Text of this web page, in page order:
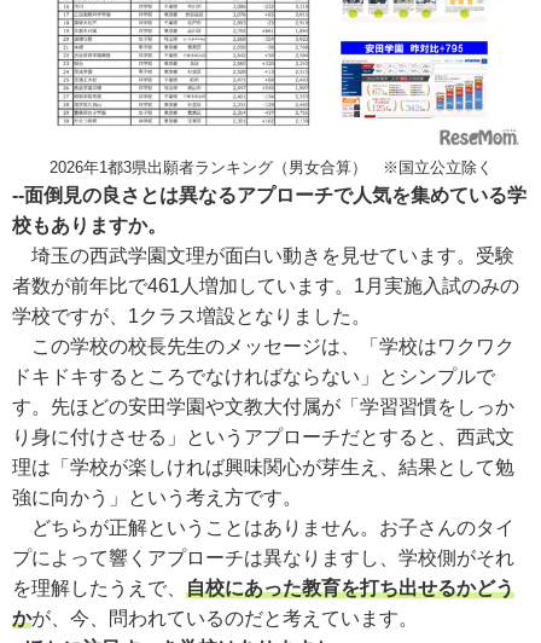
2026年1都3県出願者ランキング（男女合算） ※国立公立除く
--面倒見の良さとは異なるアプローチで人気を集めている学
校もありますか。
埼玉の西武学園文理が面白い動きを見せています。受験
者数が前年比で461人増加しています。1月実施入試のみの
学校ですが、1クラス増設となりました。
この学校の校長先生のメッセージは、「学校はワクワク
ドキドキするところでなければならない」とシンプルで
す。先ほどの安田学園や文教大付属が「学習習慣をしっか
り身に付けさせる」というアプローチだとすると、西武文
理は「学校が楽しければ興味関心が芽生え、結果として勉
強に向かう」という考え方です。
どちらが正解ということはありません。お子さんのタイ
プによって響くアプローチは異なりますし、学校側がそれ
を理解したうえで、 自校にあった教育を打ち出せるかどう
かが、今、問われているのだと考えています。